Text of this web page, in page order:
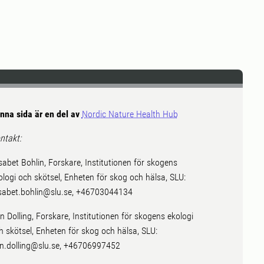
sida är en del av Nordic Nature Health Hub
Bohlin, Forskare, Institutionen för skogens
och skötsel, Enheten för skog och hälsa, SLU:
+46703044134
Dolling, Forskare, Institutionen för skogens ekologi
skötsel, Enheten för skog och hälsa, SLU:
+46706997452